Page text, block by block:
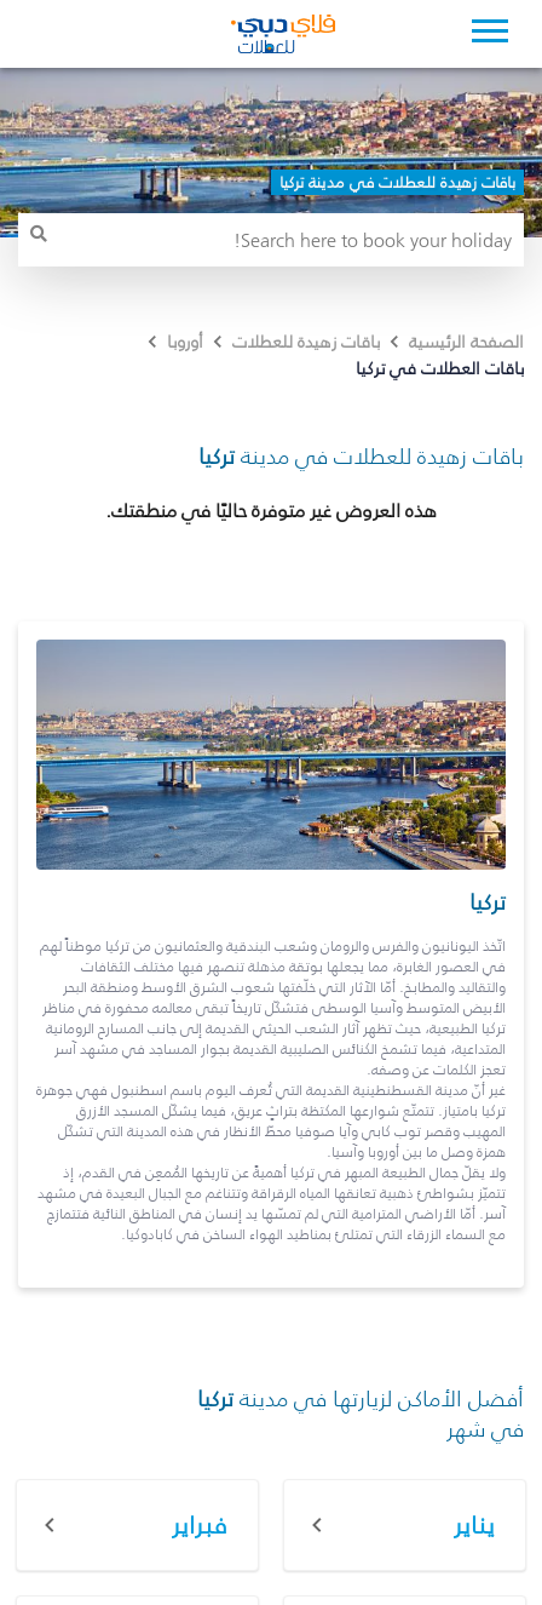
باقات زهيدة للعطلات في مدينة تركيا
الصفحة الرئيسية باقات زهيدة للعطلات
أوروبا
باقات العطلات في تركيا
باقات زهيدة للعطلات في مدينةتركيا
هذه العروض غير متوفرة حاليًا في منطقتك.
تركيا
اتّخذ اليونانيون والفرس والرومان وشعب البندقية والعثمانيون من تركيا موطناً لهم
في العصور الغابرة، مما يجعلها بوتقة مذهلة تنصهر فيها مختلف الثقافات
والتقاليد والمطابخ. أمّا الآثار التي خلّفتها شعوب الشرق الأوسط ومنطقة البحر
الأبيض المتوسط وآسيا الوسطى فتشكّل تاريخاً تبقى معالمه محفورة في مناظر
تركيا الطبيعية، حيث تظهر آثار الشعب الحيثي القديمة إلى جانب المسارح الرومانية
المتداعية، فيما تشمخ الكنائس الصليبية القديمة بجوار المساجد في مشهد آسر
تعجز الكلمات عن وصفه.
غير أنّ مدينة القسطنطينية القديمة التي تُعرف اليوم باسم اسطنبول فهي جوهرة
تركيا بامتياز. تتمتّع شوارعها المكتظة بتراثٍ عريق، فيما يشكّل المسجد الأزرق
المهيب وقصر توب كابي وآيا صوفيا محطّ الأنظار في هذه المدينة التي تشكّل
همزة وصل ما بين أوروبا وآسيا.
ولا يقلّ جمال الطبيعة المبهر في تركيا أهميةً عن تاريخها المُمعِن في القدم، إذ
تتميّز بشواطئ ذهبية تعانقها المياه الرقراقة وتتناغم مع الجبال البعيدة في مشهد
آسر. أمّا الأراضي المترامية التي لم تمسّها يد إنسان في المناطق النائية فتتمازج
مع السماء الزرقاء التي تمتلئ بمناطيد الهواء الساخن في كابادوكيا.
أفضل الأماكن لزيارتها في مدينةتركيا
في شهر
يناير فبراير